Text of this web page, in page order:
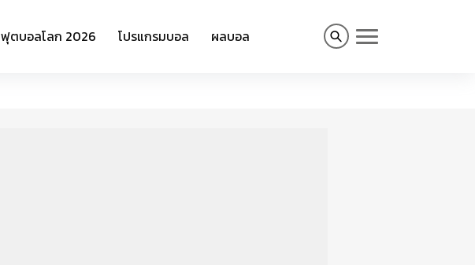
ฟุตบอลโลก 2026 โปรแกรมบอล ผลบอล